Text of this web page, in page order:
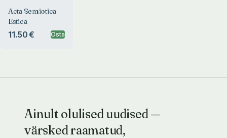
Acta Semiotica
Estica
11.50 € Osta
Ainult olulised uudised —
värsked raamatud,